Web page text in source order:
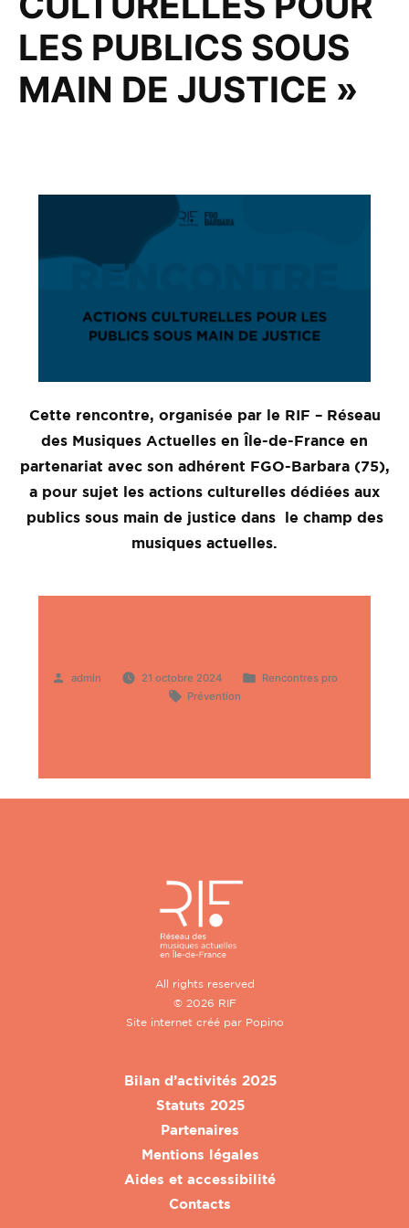
LES PUBLICS SOUS
MAIN DE JUSTICE »
Cette rencontre, organisée par le RIF – Réseau
des Musiques Actuelles en Île-de-France en
partenariat avec son adhérent FGO-Barbara (75),
a pour sujet les actions culturelles dédiées aux
publics sous main de justice dans le champ des
musiques actuelles.
Publié
admin 21 octobre 2024
Publié
Rencontres pro
Étiquettes :
Prévention
All rights reserved
© 2026 RIF
Site internet créé par Popino
Bilan d’activités 2025
Statuts 2025
Partenaires
Mentions légales
Aides et accessibilité
Contacts